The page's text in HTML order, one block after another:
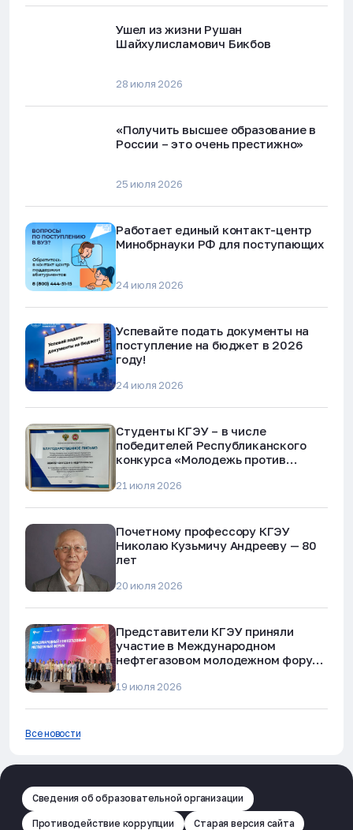
Ушел из жизни Рушан
Шайхулисламович Бикбов
28 июля 2026
«Получить высшее образование в
России – это очень престижно»
25 июля 2026
Работает единый контакт-центр
Минобрнауки РФ для поступающих
24 июля 2026
Успевайте подать документы на
поступление на бюджет в 2026
году!
24 июля 2026
Студенты КГЭУ – в числе
победителей Республиканского
конкурса «Молодежь против
мошенничества»
21 июля 2026
Почетному профессору КГЭУ
Николаю Кузьмичу Андрееву — 80
лет
20 июля 2026
Представители КГЭУ приняли
участие в Международном
нефтегазовом молодежном форуме
19 июля 2026
Все новости
Сведения об образовательной организации
Противодействие коррупции Старая версия сайта